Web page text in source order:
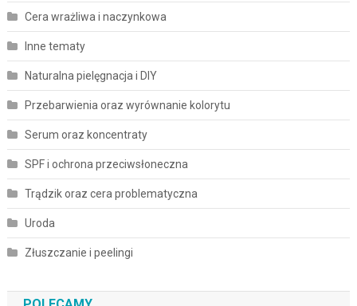
Cera wrażliwa i naczynkowa
Inne tematy
Naturalna pielęgnacja i DIY
Przebarwienia oraz wyrównanie kolorytu
Serum oraz koncentraty
SPF i ochrona przeciwsłoneczna
Trądzik oraz cera problematyczna
Uroda
Złuszczanie i peelingi